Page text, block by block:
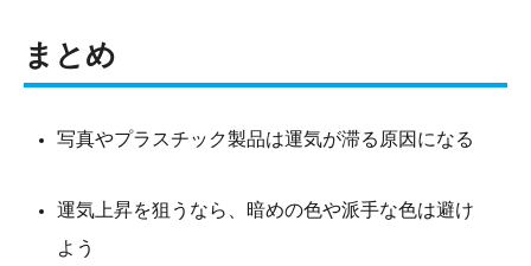
まとめ
写真やプラスチック製品は運気が滞る原因になる
運気上昇を狙うなら、暗めの色や派手な色は避け
よう